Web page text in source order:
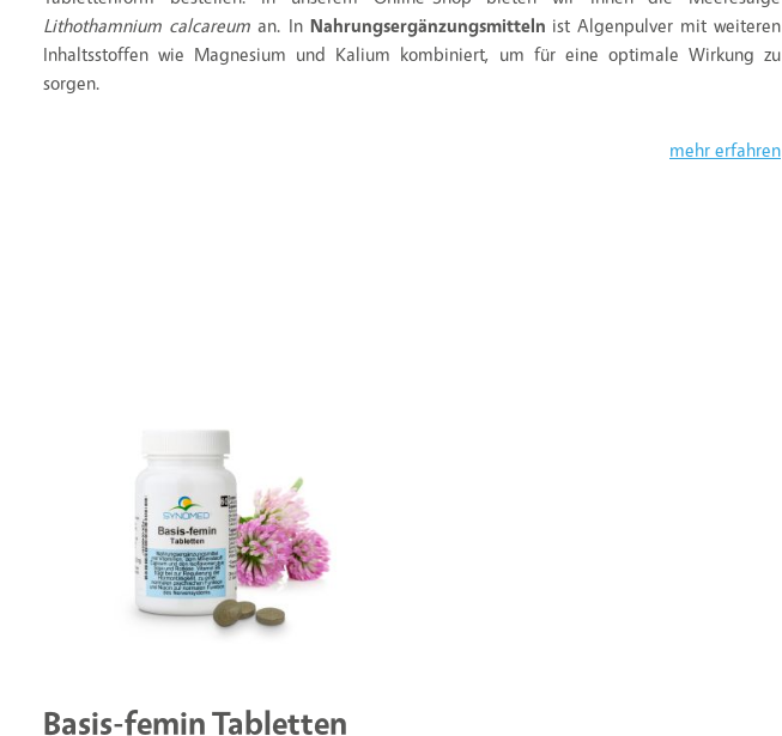
Lithothamnium calcareum an. In Nahrungsergänzungsmitteln ist Algenpulver mit weiteren
Inhaltsstoffen wie Magnesium und Kalium kombiniert, um für eine optimale Wirkung zu
sorgen.
mehr erfahren
Basis-femin Tabletten